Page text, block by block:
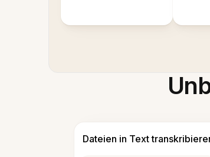
Dateien in Text